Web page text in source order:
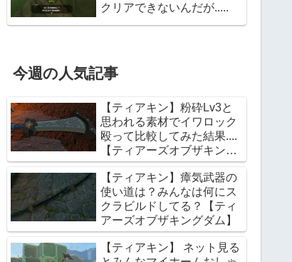
クリアできないんだが.....
今週の人気記事
【ティアキン】粉砕Lv3と
思われる素材でイワロック
殴って比較してみた結果....
【ティアーズオブザキング
ダム】
【ティアキン】瘴気武器の
使い道は？みんなは何にス
クラビルドしてる？【ティ
アーズオブザキングダム】
【ティアキン】 ネット見る